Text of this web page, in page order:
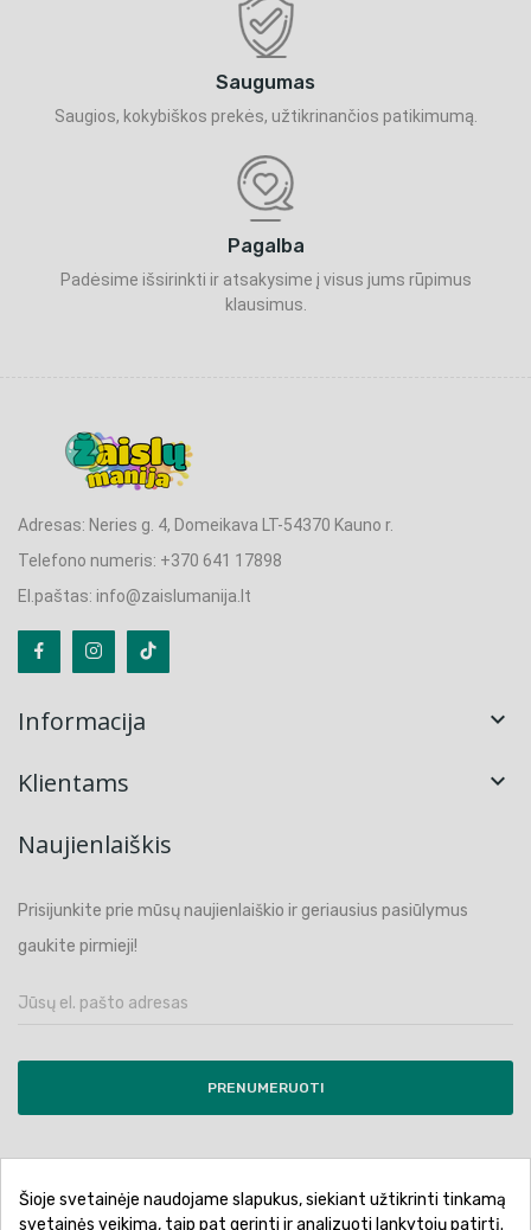
Saugumas
Saugios, kokybiškos prekės, užtikrinančios patikimumą.
Pagalba
Padėsime išsirinkti ir atsakysime į visus jums rūpimus
klausimus.
Adresas: Neries g. 4, Domeikava LT-54370 Kauno r.
Telefono numeris: +370 641 17898
El.paštas: info@zaislumanija.lt
Informacija 
Klientams 
Naujienlaiškis
Prisijunkite prie mūsų naujienlaiškio ir geriausius pasiūlymus
gaukite pirmieji!
PRENUMERUOTI
Pirkimo sąlygos ir taisyklės Privatumo politika
Šioje svetainėje naudojame slapukus, siekiant užtikrinti tinkamą
svetainės veikimą, taip pat gerinti ir analizuoti lankytojų patirtį.